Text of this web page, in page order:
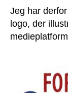
Jeg har
logo, der